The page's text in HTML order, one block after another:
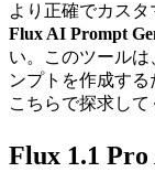
より正確でカスタ
Flux AI Prompt
い。このツールは
ンプトを作成する
こちらで探求して
Flux 1.1